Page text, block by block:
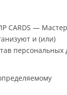
CARDS —
и (или)
персональных